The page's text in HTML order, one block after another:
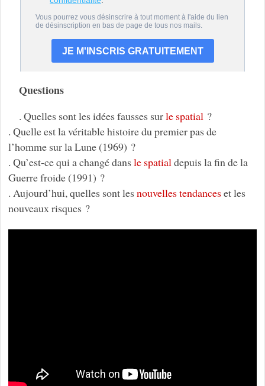
Questions
. Quelles sont les idées fausses surle spatial ?
. Quelle est la véritable histoire du premier pas de
l’homme sur la Lune (1969) ?
. Qu’est-ce qui a changé dans le spatial depuis la fin de la
Guerre froide (1991) ?
. Aujourd’hui, quelles sont les nouvelles tendanceset les
nouveaux risques ?